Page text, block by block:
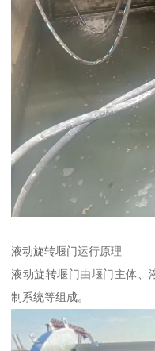
液动旋转堰门运行原理
液动旋转堰门由堰门主体、
制系统等组成。